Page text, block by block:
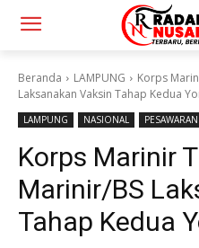
Beranda LAMPUNG
Korps
Laksanakan Vaksin Tahap Kedua
LAMPUNG NASIONAL PESAWARAN
Korps Marinir
Marinir/BS
Tahap Kedua